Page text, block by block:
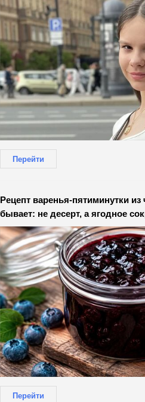
Перейти
Рецепт варенья-пятиминутки из
бывает: не десерт, а ягодное
Перейти